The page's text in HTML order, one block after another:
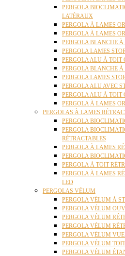
PERGOLA
LATÉRAUX
PERGOLA À LAMES
PERGOLA À LAMES
PERGOLA BLANCHE
PERGOLA LAMES
PERGOLA ALU À TOIT
PERGOLA BLANCHE
PERGOLA LAMES
PERGOLA ALU AVEC
PERGOLA ALU À TOIT
PERGOLA À LAMES
PERGOLAS À LAMES
PERGOLA
PERGOLA
RÉTRACTABLES
PERGOLA À LAMES
PERGOLA
PERGOLA À TOIT
PERGOLA À LAMES
LED
PERGOLAS VÉLUM
PERGOLA VÉLUM À
PERGOLA VÉLUM
PERGOLA VÉLUM
PERGOLA VÉLUM
PERGOLA VÉLUM
PERGOLA VÉLUM
PERGOLA VÉLUM